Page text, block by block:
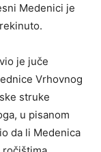
Medenici je
je juče
Vrhovnog
struke
u pisanom
da li Medenica